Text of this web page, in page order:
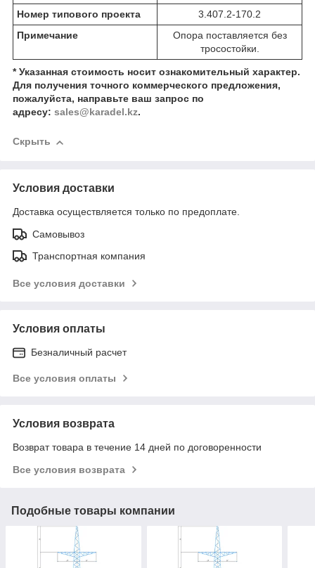
Номер типового проекта
3.407.2-170.2
Примечание
Опора поставляется без
тросостойки.
* Указанная стоимость носит ознакомительный характер.
Для получения точного коммерческого предложения,
пожалуйста, направьте ваш запрос по
адресу: sales@karadel.kz.
Скрыть
Условия доставки
Доставка осуществляется только по предоплате.
Самовывоз
Транспортная компания
Все условия доставки
Условия оплаты
Безналичный расчет
Все условия оплаты
Условия возврата
Возврат товара в течение 14 дней по договоренности
Все условия возврата
Подобные товары компании